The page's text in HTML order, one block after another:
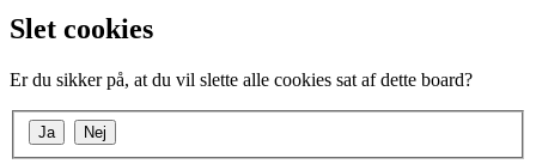
Slet cookies
Er du sikker på, at du vil slette alle cookies sat af dette board?